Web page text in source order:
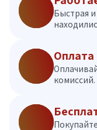
Быстрая
Оплата
комиссий.